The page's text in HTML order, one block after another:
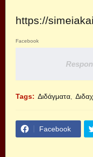
https://
Facebook
Tags: Διδάγματα
Facebook